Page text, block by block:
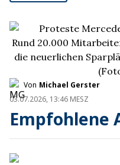
Rund 20.000
die neuerlichen
Von Michael Gerster
03.07.2026, 13:46 MESZ
Empfohlene